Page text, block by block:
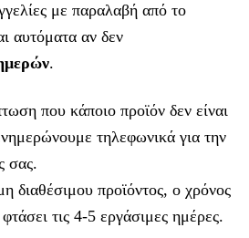
με παραλαβή από το
αυτόματα αν δεν
.
που κάποιο προϊόν δεν είναι
τηλεφωνικά για την
σας.
διαθέσιμου προϊόντος, ο χρόνος
τις 4-5 εργάσιμες ημέρες.